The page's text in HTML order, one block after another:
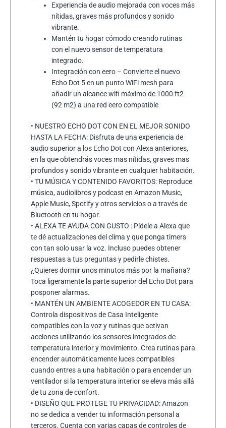
Experiencia de audio mejorada con voces más
nítidas, graves más profundos y sonido
vibrante.
Mantén tu hogar cómodo creando rutinas
con el nuevo sensor de temperatura
integrado.
Integración con eero – Convierte el nuevo
Echo Dot 5 en un punto WiFi mesh para
añadir un alcance wifi máximo de 1000 ft2
(92 m2) a una red eero compatible
• NUESTRO ECHO DOT CON EN EL MEJOR SONIDO
HASTA LA FECHA: Disfruta de una experiencia de
audio superior a los Echo Dot con Alexa anteriores,
en la que obtendrás voces mas nítidas, graves mas
profundos y sonido vibrante en cualquier habitación.
• TU MÚSICA Y CONTENIDO FAVORITOS: Reproduce
música, audiolibros y podcast en Amazon Music,
Apple Music, Spotify y otros servicios o a través de
Bluetooth en tu hogar.
• ALEXA TE AYUDA CON GUSTO : Pídele a Alexa que
te dé actualizaciones del clima y que ponga timers
con tan solo usar la voz. Incluso puedes obtener
respuestas a tus preguntas y pedirle chistes.
¿Quieres dormir unos minutos más por la mañana?
Toca ligeramente la parte superior del Echo Dot para
posponer alarmas.
• MANTÉN UN AMBIENTE ACOGEDOR EN TU CASA:
Controla dispositivos de Casa Inteligente
compatibles con la voz y rutinas que activan
acciones utilizando los sensores integrados de
temperatura interior y movimiento. Crea rutinas para
encender automáticamente luces compatibles
cuando entres a una habitación o para encender un
ventilador si la temperatura interior se eleva más allá
de tu zona de confort.
• DISEÑO QUE PROTEGE TU PRIVACIDAD: Amazon
no se dedica a vender tu información personal a
terceros. Cuenta con varias capas de controles de